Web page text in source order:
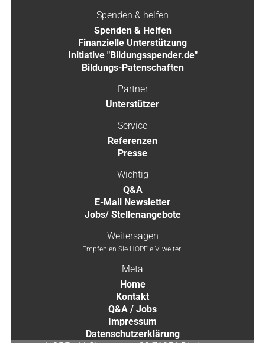
Spenden & helfen
Spenden & Helfen
Finanzielle Unterstützung
Initiative "Bildungsspender.de"
Bildungs-Patenschaften
Partner
Unterstützer
Service
Referenzen
Presse
Wichtig
Q&A
E-Mail Newsletter
Jobs/ Stellenangebote
Weitersagen
Empfehlen Sie HOPE e.V. weiter!
Meta
Home
Kontakt
Q&A / Jobs
Impressum
Datenschutzerklärung